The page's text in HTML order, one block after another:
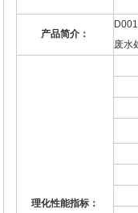
产品简介：
废水
理化性能指标：